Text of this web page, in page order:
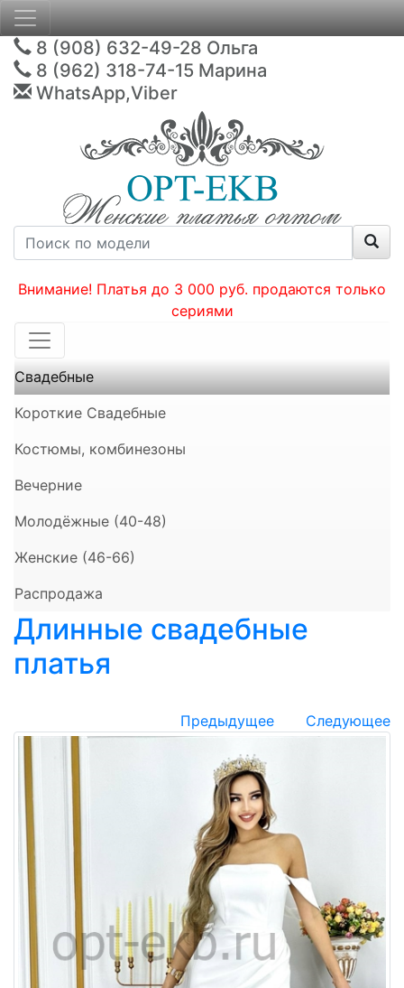
8 (908) 632-49-28 Ольга
8 (962) 318-74-15 Марина
WhatsApp,Viber
Внимание! Платья до 3 000 руб. продаются только
сериями
Свадебные
Короткие Свадебные
Костюмы, комбинезоны
Вечерние
Молодёжные (40-48)
Женские (46-66)
Распродажа
Длинные свадебные
платья
Предыдущее Следующее